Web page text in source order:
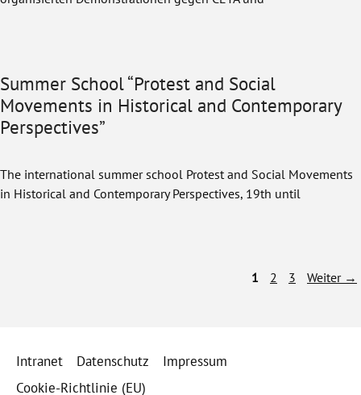
Summer School “Protest and Social
Movements in Historical and Contemporary
Perspectives”
The international summer school Protest and Social Movements
in Historical and Contemporary Perspectives, 19th until
Seite
1 Seite
2 Seite
3 Weiter →
Intranet Datenschutz
Impressum
Cookie-Richtlinie (EU)